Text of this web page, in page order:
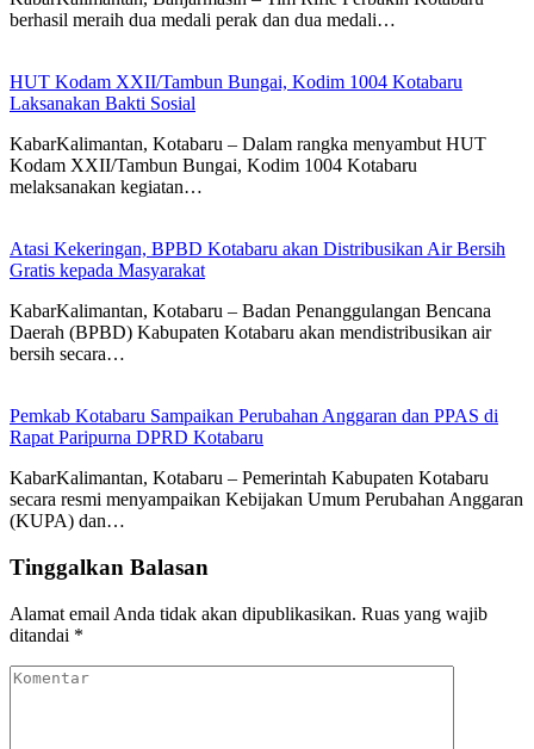
berhasil meraih dua medali perak dan dua medali…
HUT Kodam XXII/Tambun Bungai, Kodim 1004 Kotabaru
Laksanakan Bakti Sosial
KabarKalimantan, Kotabaru – Dalam rangka menyambut HUT
Kodam XXII/Tambun Bungai, Kodim 1004 Kotabaru
melaksanakan kegiatan…
Atasi Kekeringan, BPBD Kotabaru akan Distribusikan Air Bersih
Gratis kepada Masyarakat
KabarKalimantan, Kotabaru – Badan Penanggulangan Bencana
Daerah (BPBD) Kabupaten Kotabaru akan mendistribusikan air
bersih secara…
Pemkab Kotabaru Sampaikan Perubahan Anggaran dan PPAS di
Rapat Paripurna DPRD Kotabaru
KabarKalimantan, Kotabaru – Pemerintah Kabupaten Kotabaru
secara resmi menyampaikan Kebijakan Umum Perubahan Anggaran
(KUPA) dan…
Tinggalkan Balasan
Alamat email Anda tidak akan dipublikasikan. Ruas yang wajib
ditandai *